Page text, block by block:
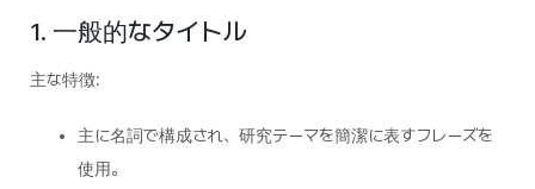
1. 一般的なタイトル
主な特徴:
主に名詞で構成され、研究テーマを簡潔に表すフレーズを
使用。